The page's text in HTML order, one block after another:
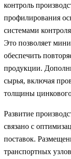
контроль
профилирования
системами
Это позволяет
обеспечить
продукции.
сырья, включая
толщины
Развитие
связано с
поставок.
транспортных